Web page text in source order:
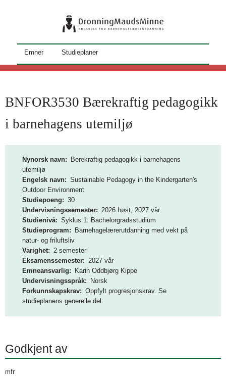
S
t
d
e
k
a
a
o
g
D
M
M
Emner Studieplaner
BNFOR3530 Bærekraftig pedagogikk
i barnehagens utemiljø
Nynorsk navn
Berekraftig pedagogikk i barnehagens
utemiljø
Engelsk navn
Sustainable Pedagogy in the Kindergarten's
Outdoor Environment
Studiepoeng
30
Undervisningssemester
2026 høst, 2027 vår
Studienivå
Syklus 1: Bachelorgradsstudium
Studieprogram
Barnehagelærerutdanning med vekt på
natur- og friluftsliv
Varighet
2 semester
Eksamenssemester
2027 vår
Emneansvarlig
Karin Oddbjørg Kippe
Undervisningsspråk
Norsk
Forkunnskapskrav
Oppfylt progresjonskrav. Se
studieplanens generelle del.
Godkjent av
mfr